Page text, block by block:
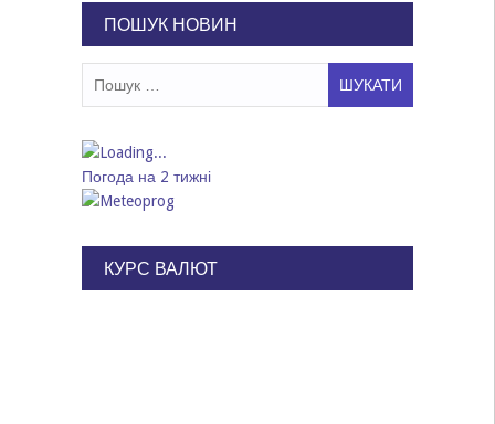
ПОШУК НОВИН
Погода на 2 тижні
КУРС ВАЛЮТ